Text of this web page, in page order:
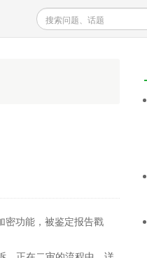
密功能，被鉴定报告戳